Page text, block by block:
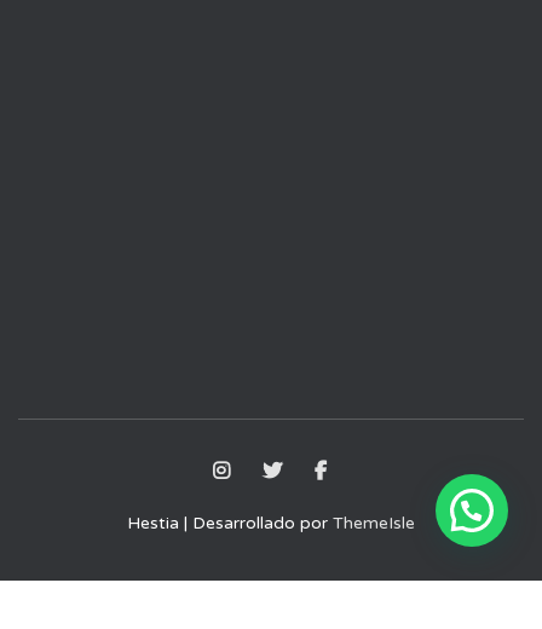
Hestia | Desarrollado por ThemeIsle